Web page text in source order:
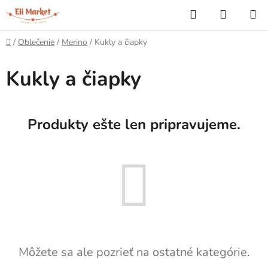
Prejsť
na
obsah
Hľadať
KOŠÍK
Domov
/ Oblečenie / Merino / Kukly a čiapky
Kukly a čiapky
Produkty ešte len pripravujeme.
Môžete sa ale pozrieť na ostatné kategórie.